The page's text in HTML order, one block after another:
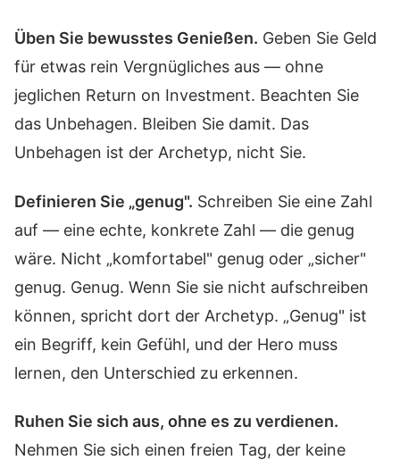
Üben Sie bewusstes Genießen. Geben Sie Geld
für etwas rein Vergnügliches aus — ohne
jeglichen Return on Investment. Beachten Sie
das Unbehagen. Bleiben Sie damit. Das
Unbehagen ist der Archetyp, nicht Sie.
Definieren Sie „genug". Schreiben Sie eine Zahl
auf — eine echte, konkrete Zahl — die genug
wäre. Nicht „komfortabel" genug oder „sicher"
genug. Genug. Wenn Sie sie nicht aufschreiben
können, spricht dort der Archetyp. „Genug" ist
ein Begriff, kein Gefühl, und der Hero muss
lernen, den Unterschied zu erkennen.
Ruhen Sie sich aus, ohne es zu verdienen.
Nehmen Sie sich einen freien Tag, der keine